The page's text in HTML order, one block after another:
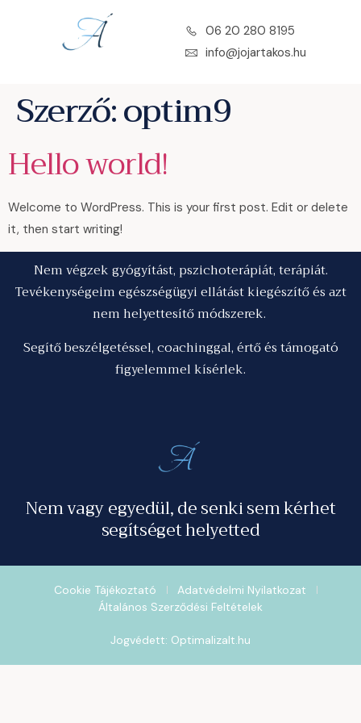
06 20 280 8195
info@jojartakos.hu
Szerző:optim9
Hello world!
Welcome to WordPress. This is your first post. Edit or delete
it, then start writing!
Nem végzek gyógyítást, pszichoterápiát, terápiát.
Tevékenységeim egészségügyi ellátást kiegészítő és azt
nem helyettesítő módszerek.
Segítő beszélgetéssel, coachinggal, értő és támogató
figyelemmel kísérlek.
Nem vagy egyedül, de senki sem kérhet
segítséget helyetted
Cookie Tájékoztató
Adatvédelmi Nyilatkozat
Általános Szerződési Feltételek
Jogvédett: Optimalizalt.hu